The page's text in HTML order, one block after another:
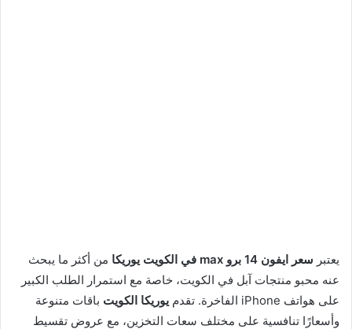
يعتبر سعر ايفون 14 برو max في الكويت يوريكا
من أكثر ما يبحث
عنه محبو منتجات آبل في الكويت، خاصة مع استمرار الطلب الكبير
على هواتف iPhone الفاخرة. تقدم
يوريكا الكويت باقات متنوعة
وأسعارًا تنافسية على مختلف سعات التخزين، مع عروض تقسيط